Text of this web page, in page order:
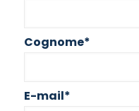
Cognome*
E-mail*